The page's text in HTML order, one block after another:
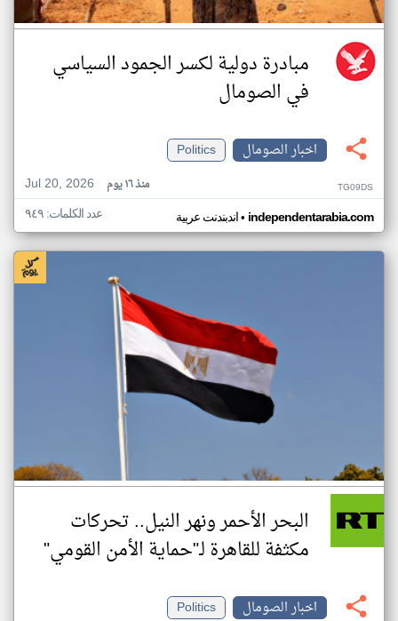
مبادرة دولية لكسر الجمود السياسي
في الصومال
اخبار الصومال
Politics
Jul 20, 2026
منذ ١٦ يوم TG09DS
اندبندنت عربية• independentarabia.com عدد الكلمات: ٩٤٩
البحر الأحمر ونهر النيل.. تحركات
مكثفة للقاهرة لـ"حماية الأمن القومي"
اخبار الصومال
Politics